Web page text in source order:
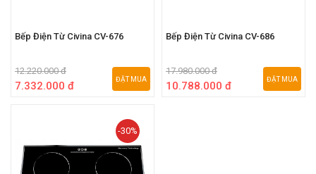
Bếp Điện Từ Civina CV-676
12.220.000 đ
7.332.000 đ
ĐẶT MUA
Bếp Điện Từ Civina CV-686
17.980.000 đ
10.788.000 đ
ĐẶT MUA
-30%